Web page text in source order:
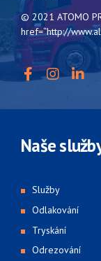
© 2021 ATOMO
href=“http://
Naše
Služby
Odlakování
Tryskání
Odrezování